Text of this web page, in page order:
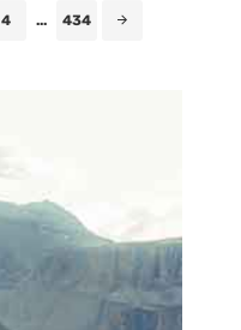
4 ... 434